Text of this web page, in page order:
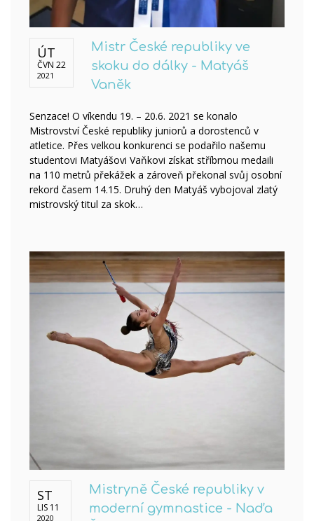
ÚT
ČVN 22
2021
Mistr České republiky ve
skoku do dálky - Matyáš
Vaněk
Senzace! O víkendu 19. – 20.6. 2021 se konalo
Mistrovství České republiky juniorů a dorostenců v
atletice. Přes velkou konkurenci se podařilo našemu
studentovi Matyášovi Vaňkovi získat stříbrnou medaili
na 110 metrů překážek a zároveň překonal svůj osobní
rekord časem 14.15. Druhý den Matyáš vybojoval zlatý
mistrovský titul za skok…
ST
LIS 11
2020
Mistryně České republiky v
moderní gymnastice - Naďa